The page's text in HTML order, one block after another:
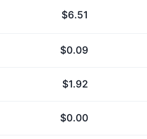
$6.51
$0.09
$1.92
$0.00